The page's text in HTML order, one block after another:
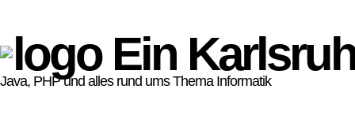
Ein
Java, PHP und alles rund ums Thema Informatik